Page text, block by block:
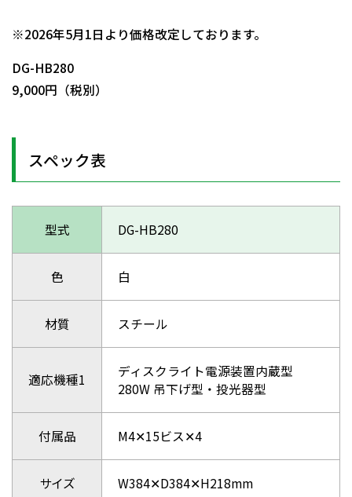
※2026年5月1日より価格改定しております。
DG-HB280
9,000円（税別）
スペック表
型式 DG-HB280
色 白
材質 スチール
適応機種1
ディスクライト電源装置内蔵型
280W 吊下げ型・投光器型
付属品 M4✕15ビス✕4
サイズ W384✕D384✕H218mm